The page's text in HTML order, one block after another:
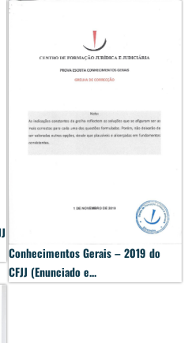
Conhecimentos Gerais – 2019 do
CFJJ (Enunciado e...